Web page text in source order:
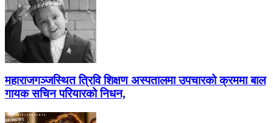
महाराजगञ्जस्थित त्रिवि शिक्षण अस्पतालमा उपचारको क्रममा बाल
गायक सचिन परियारको निधन,